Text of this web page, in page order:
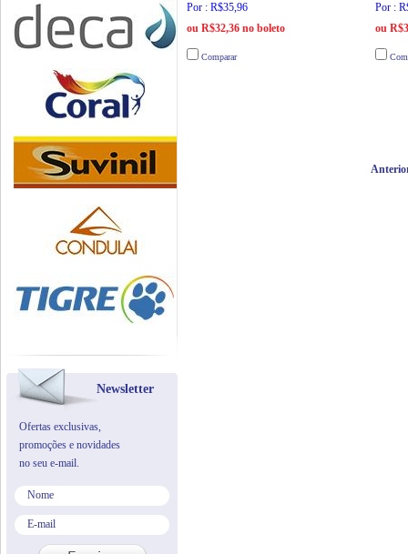
Por : R$35,96
ou R$32,36 no boleto
Comparar
Por :
ou
Newsletter
Ofertas exclusivas,
promoções e novidades
no seu e-mail.